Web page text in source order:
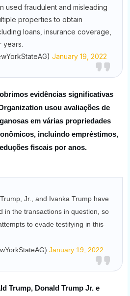
used fraudulent and misleading
properties to obtain
loans, insurance coverage,
years.
January 19, 2022
evidências significativas
usou avaliações de
em várias propriedades
incluindo empréstimos,
fiscais por anos.
Jr., and Ivanka Trump have
in the transactions in question, so
to evade testifying in this
January 19, 2022
Trump, Donald Trump Jr. e